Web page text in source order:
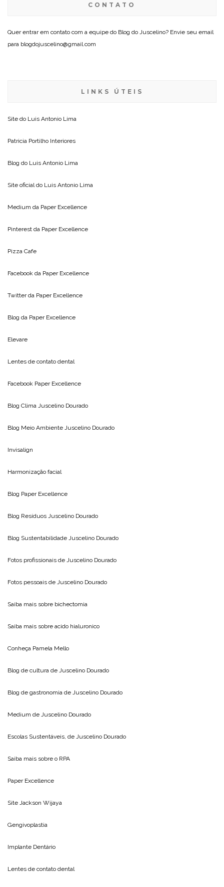
CONTATO
Quer entrar em contato com a equipe do Blog do Juscelino? Envie seu email
para blogdojuscelino@gmail.com
LINKS ÚTEIS
Site do Luis Antonio Lima
Patricia Portilho Interiores
Blog do Luis Antonio Lima
Site oficial do Luis Antonio Lima
Medium da Paper Excellence
Pinterest da Paper Excellence
Pizza Cafe
Facebook da Paper Excellence
Twitter da Paper Excellence
Blog da Paper Excellence
Elevare
Lentes de contato dental
Facebook Paper Excellence
Blog Clima Juscelino Dourado
Blog Meio Ambiente Juscelino Dourado
Invisalign
Harmonização facial
Blog Paper Excellence
Blog Resíduos Juscelino Dourado
Blog Sustentabilidade Juscelino Dourado
Fotos profissionais de Juscelino Dourado
Fotos pessoais de Juscelino Dourado
Saiba mais sobre bichectomia
Saiba mais sobre acido hialuronico
Conheça Pamela Mello
Blog de cultura de Juscelino Dourado
Blog de gastronomia de Juscelino Dourado
Medium de Juscelino Dourado
Escolas Sustentáveis, de Juscelino Dourado
Saiba mais sobre o RPA
Paper Excellence
Site Jackson Wijaya
Gengivoplastia
Implante Dentário
Lentes de contato dental